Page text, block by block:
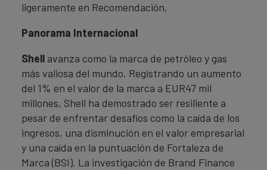
ligeramente en Recomendación.
Panorama Internacional
Shell avanza como la marca de petróleo y gas
más valiosa del mundo. Registrando un aumento
del 1% en el valor de la marca a EUR47 mil
millones, Shell ha demostrado ser resiliente a
pesar de enfrentar desafíos como la caída de los
ingresos, una disminución en el valor empresarial
y una caída en la puntuación de Fortaleza de
Marca (BSI). La investigación de Brand Finance